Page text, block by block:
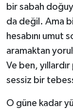
bir sabah
da değil. Ama
hesabını umut
aramaktan
Ve ben,
sessiz bir
O güne kadar